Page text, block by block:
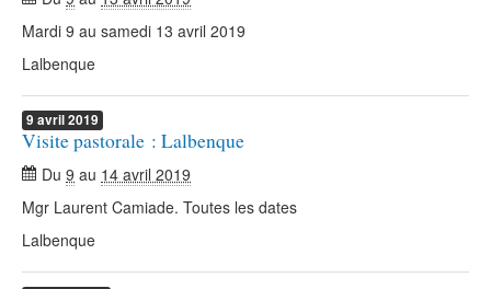
Mardi 9 au samedi 13 avril 2019
Lalbenque
9 avril2019
Visite pastorale : Lalbenque
Du 9 au 14 avril 2019
Mgr Laurent Camiade. Toutes les dates
Lalbenque